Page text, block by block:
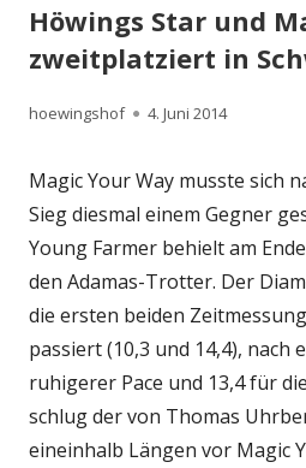
Höwings Star und
zweitplatziert in
Autor
hoewingshof
Veröffentlicht
4. Juni 2014
Magic Your Way musste sich
Sieg diesmal einem Gegner
Young Farmer behielt am
den Adamas-Trotter. Der
die ersten beiden
passiert (10,3 und 14,4), nach
ruhigerer Pace und 13,4 für
schlug der von Thomas
eineinhalb Längen vor Magic